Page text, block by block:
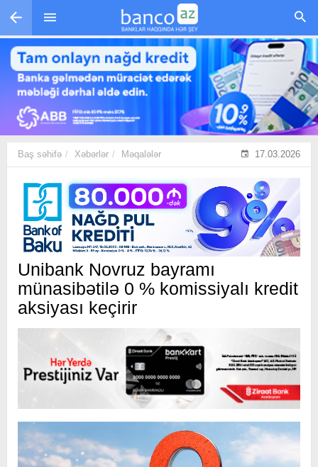
Skip to main content
Baş səhifə Xəbərlər Məqalələr 17.03.2026
Unibank Novruz bayramı
münasibətilə 0 % komissiyalı kredit
aksiyası keçirir